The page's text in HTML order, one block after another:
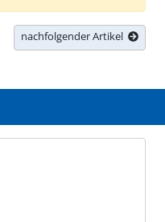
nachfolgender Artikel